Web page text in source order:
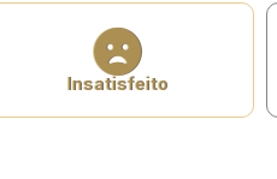
Insatisfeito